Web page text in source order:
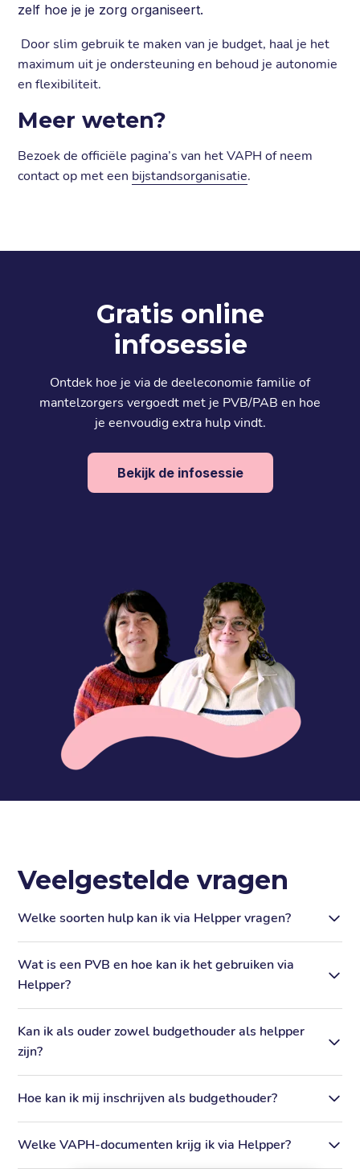
zelf hoe je je zorg organiseert.
Door slim gebruik te maken van je budget, haal je het
maximum uit je ondersteuning en behoud je autonomie
en flexibiliteit.
Meer weten?
Bezoek de officiële pagina’s van het VAPH of neem
contact op met een bijstandsorganisatie.
Gratis online
infosessie
Ontdek hoe je via de deeleconomie familie of
mantelzorgers vergoedt met je PVB/PAB en hoe
je eenvoudig extra hulp vindt.
Bekijk de infosessie
Veelgestelde vragen
Welke soorten hulp kan ik via Helpper vragen?
Wat is een PVB en hoe kan ik het gebruiken via
Helpper?
Kan ik als ouder zowel budgethouder als helpper
zijn?
Hoe kan ik mij inschrijven als budgethouder?
Welke VAPH-documenten krijg ik via Helpper?